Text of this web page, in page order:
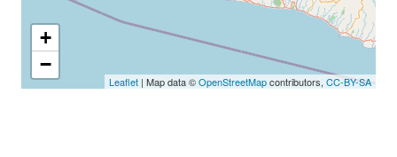
+
−
Leaflet | Map data ©OpenStreetMapcontributors, CC-BY-SA